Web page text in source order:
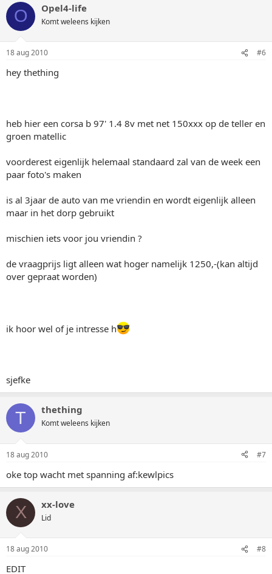
O Opel4-life
Komt weleens kijken
18 aug 2010 #6
hey thething
heb hier een corsa b 97' 1.4 8v met net 150xxx op de teller en
groen matellic
voorderest eigenlijk helemaal standaard zal van de week een
paar foto's maken
is al 3jaar de auto van me vriendin en wordt eigenlijk alleen
maar in het dorp gebruikt
mischien iets voor jou vriendin ?
de vraagprijs ligt alleen wat hoger namelijk 1250,-(kan altijd
over gepraat worden)
ik hoor wel of je intresse h
sjefke
T thething
Komt weleens kijken
18 aug 2010 #7
oke top wacht met spanning af:kewlpics
X xx-love
Lid
18 aug 2010 #8
EDIT